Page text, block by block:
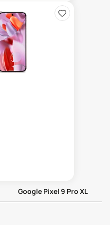
Google Pixel 9 Pro XL